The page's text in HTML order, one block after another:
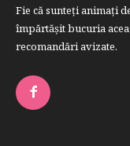
Fie că sunteţi animaţi
împărtăşit bucuria
recomandări avizate.